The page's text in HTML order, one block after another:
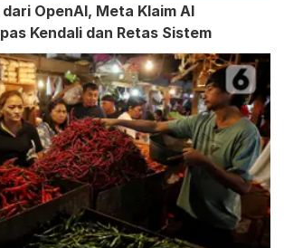
OpenAI, Meta Klaim AI
Kendali dan Retas Sistem